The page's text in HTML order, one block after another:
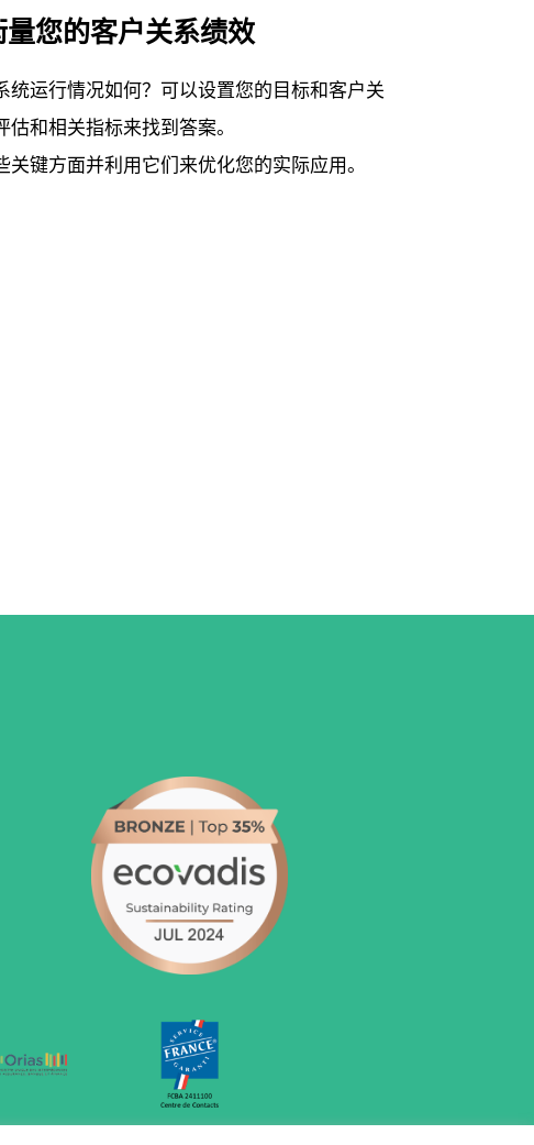
您的客户关系绩效
统运行情况如何？可以设置您的目标和客户关
和相关指标来找到答案。
键方面并利用它们来优化您的实际应用。